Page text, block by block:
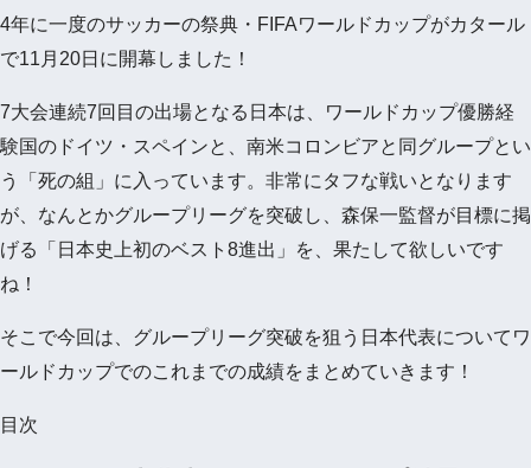
4年に一度のサッカーの祭典・FIFAワールドカップがカタール
で11月20日に開幕しました！
7大会連続7回目の出場となる日本は、ワールドカップ優勝経
験国のドイツ・スペインと、南米コロンビアと同グループとい
う「死の組」に入っています。非常にタフな戦いとなります
が、なんとかグループリーグを突破し、森保一監督が目標に掲
げる「日本史上初のベスト8進出」を、果たして欲しいです
ね！
そこで今回は、グループリーグ突破を狙う日本代表についてワ
ールドカップでのこれまでの成績をまとめていきます！
目次